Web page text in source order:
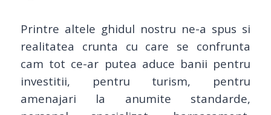
Printre altele ghidul nostru ne-a spus si
realitatea crunta cu care se confrunta
cam tot ce-ar putea aduce banii pentru
investitii, pentru turism, pentru
amenajari la anumite standarde,